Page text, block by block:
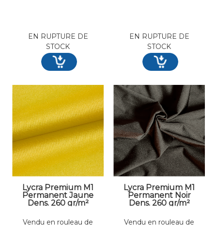
EN RUPTURE DE
STOCK
EN RUPTURE DE
STOCK
Lycra Premium M1
Permanent Jaune
Dens. 260 gr/m²
Vendu en rouleau de
Lycra Premium M1
Permanent Noir
Dens. 260 gr/m²
Vendu en rouleau de